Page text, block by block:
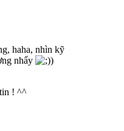
haha, nhìn kỹ
nhẩy
)
! ^^